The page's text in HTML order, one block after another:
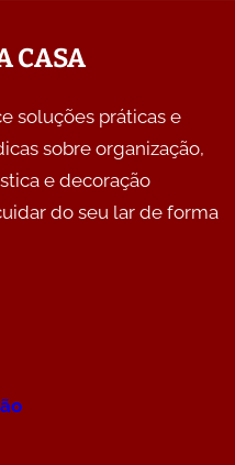
CASA
soluções práticas e
sobre organização,
e decoração
do seu lar de forma